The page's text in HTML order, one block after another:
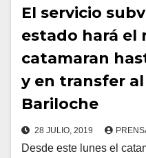
El servicio
estado hará el recorrido en
catamaran
y en transfer
Bariloche
28 JULIO, 2019
Desde este lunes el